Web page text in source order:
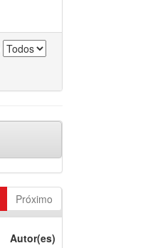
Próximo
Autor(es)